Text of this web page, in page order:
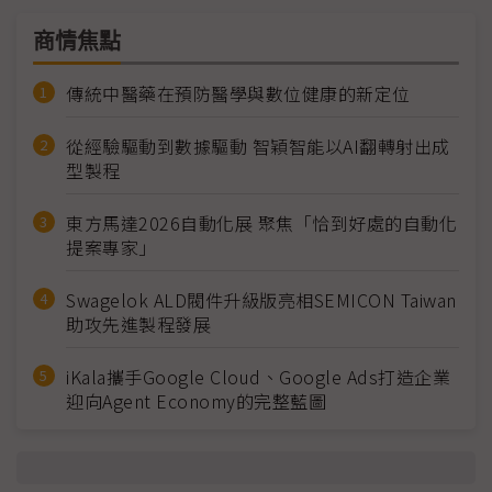
商情焦點
傳統中醫藥在預防醫學與數位健康的新定位
從經驗驅動到數據驅動 智穎智能以AI翻轉射出成
型製程
東方馬達2026自動化展 聚焦「恰到好處的自動化
提案專家」
Swagelok ALD閥件升級版亮相SEMICON Taiwan
助攻先進製程發展
iKala攜手Google Cloud、Google Ads打造企業
迎向Agent Economy的完整藍圖